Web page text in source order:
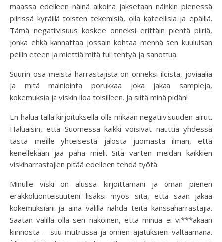
maassa edelleen näinä aikoina jaksetaan näinkin pienessä
piirissä kyräillä toisten tekemisiä, olla kateellisia ja epäillä.
Tämä negatiivisuus koskee onneksi erittäin pientä piiriä,
jonka ehkä kannattaa jossain kohtaa mennä sen kuuluisan
peilin eteen ja miettiä mitä tuli tehtyä ja sanottua.
Suurin osa meistä harrastajista on onneksi iloista, joviaalia
ja mitä mainiointa porukkaa joka jakaa sampleja,
kokemuksia ja viskin iloa toisilleen. Ja siitä minä pidän!
En halua tällä kirjoituksella olla mikään negatiivisuuden airut.
Haluaisin, että Suomessa kaikki voisivat nauttia yhdessä
tästä meille yhteisestä jalosta juomasta ilman, että
kenellekään jää paha mieli. Sitä varten meidän kaikkien
viskiharrastajien pitää edelleen tehdä työtä.
Minulle viski on alussa kirjoittamani ja oman pienen
erakkoluonteisuuteni lisäksi myös sitä, että saan jakaa
kokemuksiani ja aina välillä nähdä teitä kanssaharrastajia.
Saatan välillä olla sen näköinen, että minua ei vi***akaan
kiinnosta – suu mutrussa ja omien ajatuksieni valtaamana.